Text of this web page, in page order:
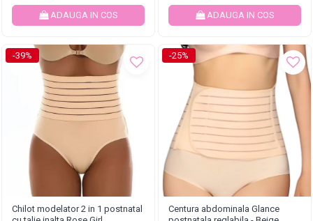
ADAUGA IN COS ADAUGA IN COS
-39%
Chilot modelator 2 in 1 postnatal
-25%
Centura abdominala Glance